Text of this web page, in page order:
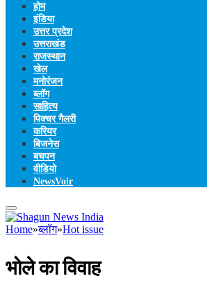
होम
इंडिया
उत्तर प्रदेश
उत्तराखंड
राजस्थान
खेल
मनोरंजन
ब्लॉग
साहित्य
पिक्चर गैलरी
करियर
बिजनेस
बचपन
वीडियो
NewsVoir
Home»ब्लॉग»Hot issue
भोले का विवाह